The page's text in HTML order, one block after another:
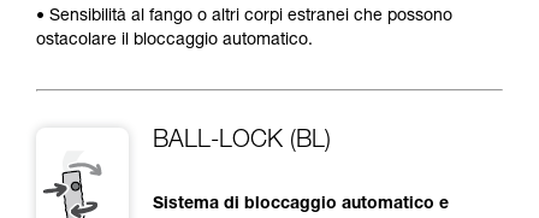
• Sensibilità al fango o altri corpi estranei che possono
ostacolare il bloccaggio automatico.
BALL-LOCK (BL)
Sistema di bloccaggio automatico e